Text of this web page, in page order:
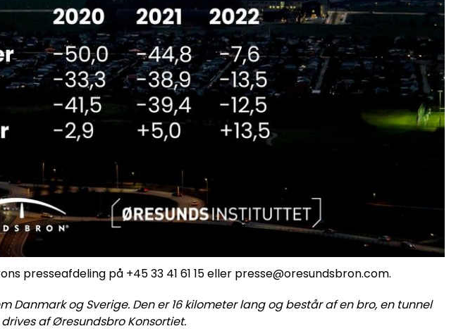
presseafdeling på +45 33 41 61 15 eller presse@oresundsbron.com.
Danmark og Sverige. Den er 16 kilometer lang og består af en bro, en tunnel
af Øresundsbro Konsortiet.